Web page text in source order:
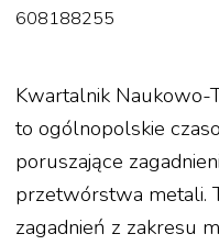
608188255
Kwartalnik Naukowo-
to ogólnopolskie
poruszające
przetwórstwa metali.
zagadnień z zakresu